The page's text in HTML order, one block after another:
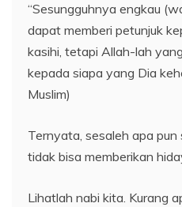
“Sesungguhnya engkau
dapat memberi petunjuk
kasihi, tetapi Allah-lah
kepada siapa yang Dia
Muslim)
Ternyata, sesaleh apa
tidak bisa memberikan
Lihatlah nabi kita. Kurang